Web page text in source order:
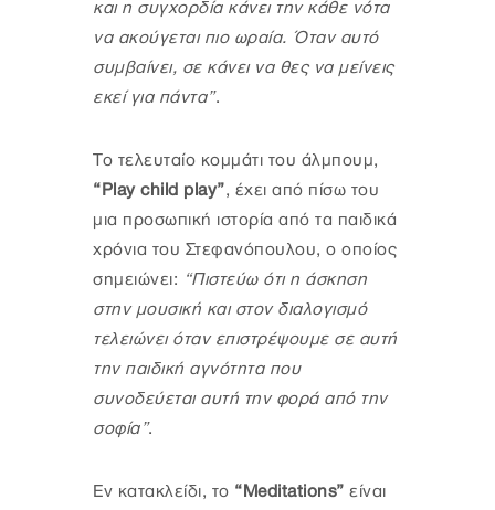
και η συγχορδία κάνει την κάθε νότα
να ακούγεται πιο ωραία. Όταν αυτό
συμβαίνει, σε κάνει να θες να μείνεις
εκεί για πάντα”.
Το τελευταίο κομμάτι του άλμπουμ,
“Play child play”, έχει από πίσω του
μια προσωπική ιστορία από τα παιδικά
χρόνια του Στεφανόπουλου, ο οποίος
σημειώνει: “Πιστεύω ότι η άσκηση
στην μουσική και στον διαλογισμό
τελειώνει όταν επιστρέψουμε σε αυτή
την παιδική αγνότητα που
συνοδεύεται αυτή την φορά από την
σοφία”.
Εν κατακλείδι, το “Meditations” είναι